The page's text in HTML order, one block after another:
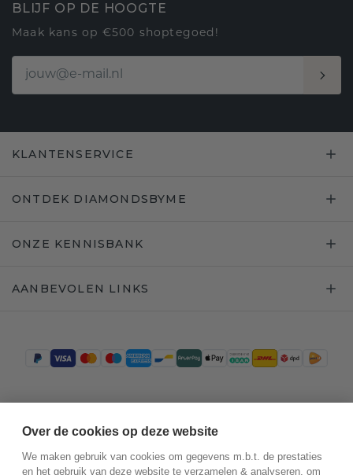
BLIJF OP DE HOOGTE
Maak kans op €500 shoptegoed!
KLANTENSERVICE
ONTDEK DIAMONDSBYME
ONZE KENNISBANK
AANBEVOLEN LINKS
Over de cookies op deze website
We maken gebruik van cookies om gegevens m.b.t. de prestaties
en het gebruik van deze website te verzamelen & analyseren, om